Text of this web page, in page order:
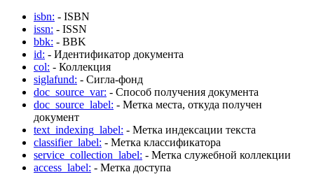
isbn: - ISBN
issn: - ISSN
bbk: - BBK
id: - Идентификатор документа
col: - Коллекция
siglafund: - Сигла-фонд
doc_source_var: - Способ получения документа
doc_source_label: - Метка места, откуда получен
документ
text_indexing_label: - Метка индексации текста
classifier_label: - Метка классификатора
service_collection_label: - Метка служебной коллекции
access_label: - Метка доступа